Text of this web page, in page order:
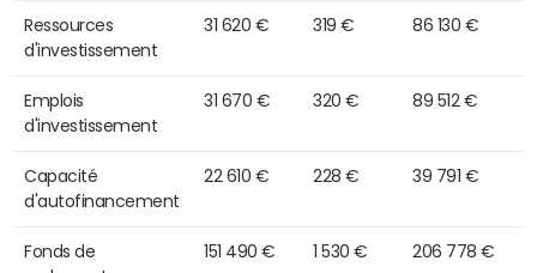
Ressources
d'investissement
31 620 € 319 € 86 130 €
Emplois
d'investissement
31 670 € 320 € 89 512 €
Capacité
d'autofinancement
22 610 € 228 € 39 791 €
Fonds de
151 490 € 1 530 € 206 778 €